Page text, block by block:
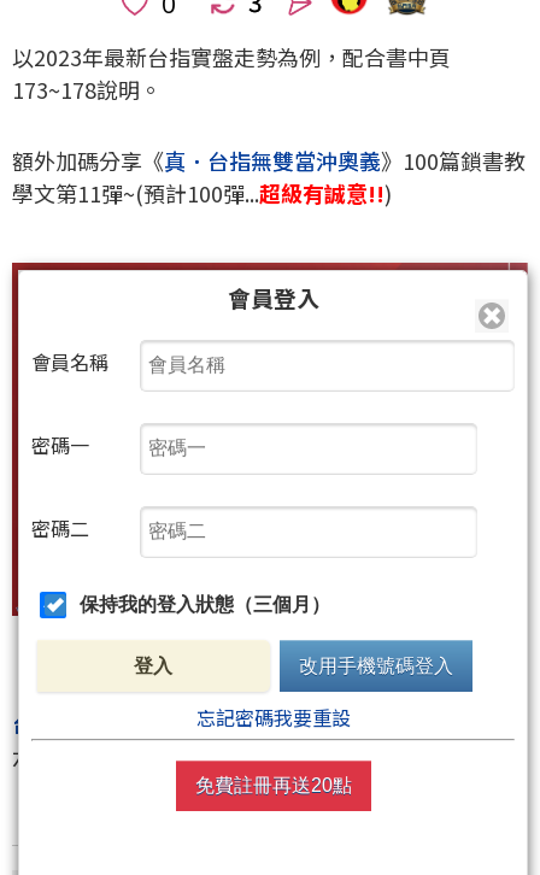
以2023年最新台指實盤走勢為例，配合書中頁
173~178說明。
額外加碼分享《真．台指無雙當沖奧義》100篇鎖書教
學文第11彈~(預計100彈...超級有誠意!!)
真．台指無雙當沖奧義》好評販售中!!!
台指無雙當沖交易研習會(講座+書)-10/21、10/22(共
六日二整天)
會員登入
會員名稱
密碼一
密碼二
保持我的登入狀態（三個月）
登入 改用手機號碼登入
忘記密碼我要重設
免費註冊再送20點